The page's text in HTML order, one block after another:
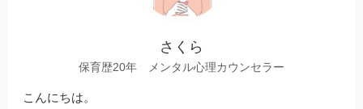
さくら
保育歴20年 メンタル心理カウンセラー
こんにちは。